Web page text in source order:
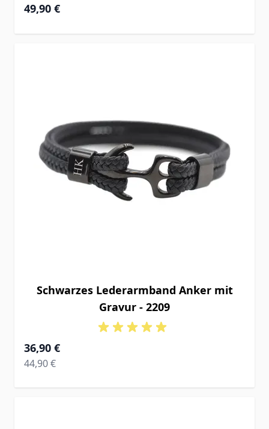
49,90 €
Schwarzes Lederarmband Anker mit
Gravur - 2209
Ab
36,90 €
Regular Price
44,90 €